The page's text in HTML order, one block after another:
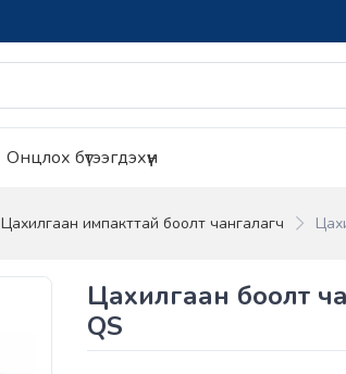
Онцлох бүтээгдэхүүн
Цахилгаан импакттай боолт чангалагч
Цахилгаан боолт
QS